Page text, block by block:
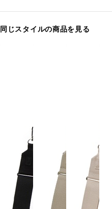
同じスタイルの商品を見る